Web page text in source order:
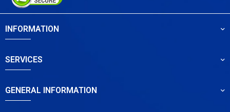
INFORMATION
SERVICES
GENERAL INFORMATION